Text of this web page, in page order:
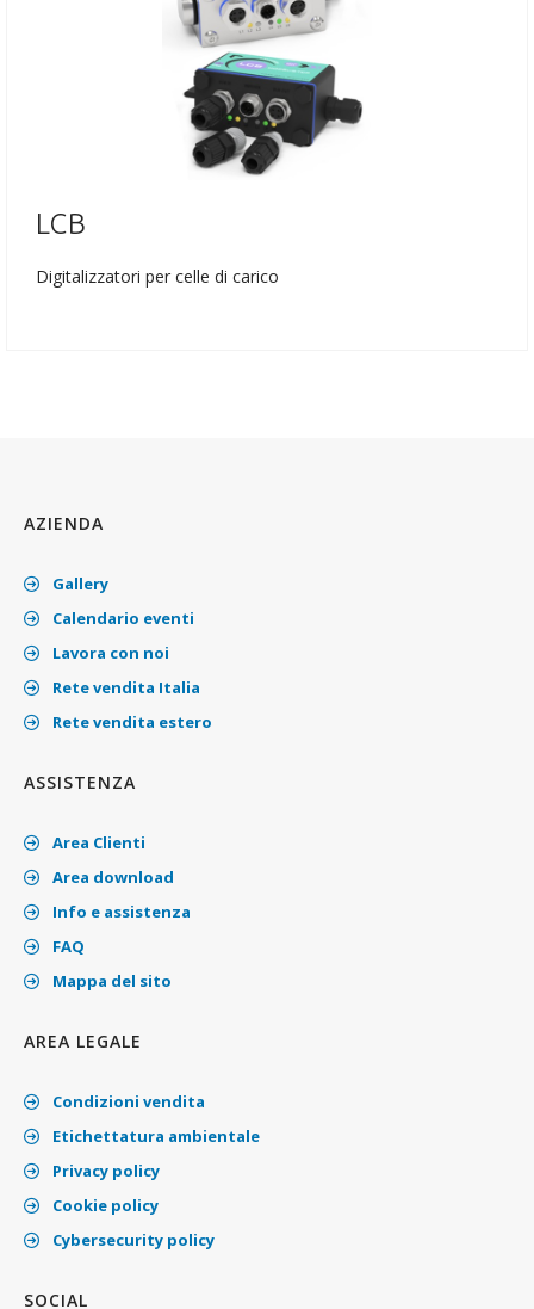
LCB
Digitalizzatori per celle di carico
AZIENDA
Gallery
Calendario eventi
Lavora con noi
Rete vendita Italia
Rete vendita estero
ASSISTENZA
Area Clienti
Area download
Info e assistenza
FAQ
Mappa del sito
AREA LEGALE
Condizioni vendita
Etichettatura ambientale
Privacy policy
Cookie policy
Cybersecurity policy
SOCIAL